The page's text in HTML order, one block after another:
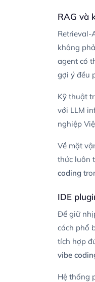
RAG và
Retrieval-
không
agent có
gợi ý đều
Kỹ thuật
với LLM
nghiệp
Về mặt
thức luôn
coding
IDE
Để giữ
cách phổ
tích hợp
vibe
Hệ thống